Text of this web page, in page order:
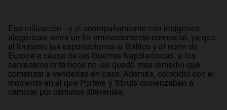
Esa utilización –y el acompañamiento con imágenes
alegóricas- tenía un fin eminentemente comercial, ya que
al limitarse las exportaciones al Báltico y al norte de
Europa a causa de las Guerras Napoleónicas, a los
cerveceros británicos no les quedó más remedio que
comenzar a venderlas en casa. Además, coincidió con el
momento en el que Porters y Stouts comenzaban a
caminar por caminos diferentes.